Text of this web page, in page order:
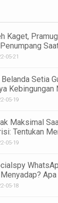
Kaget,
05-21
Setia
Kebingungan
05-19
Maksimal
Tentukan
05-19
05-18